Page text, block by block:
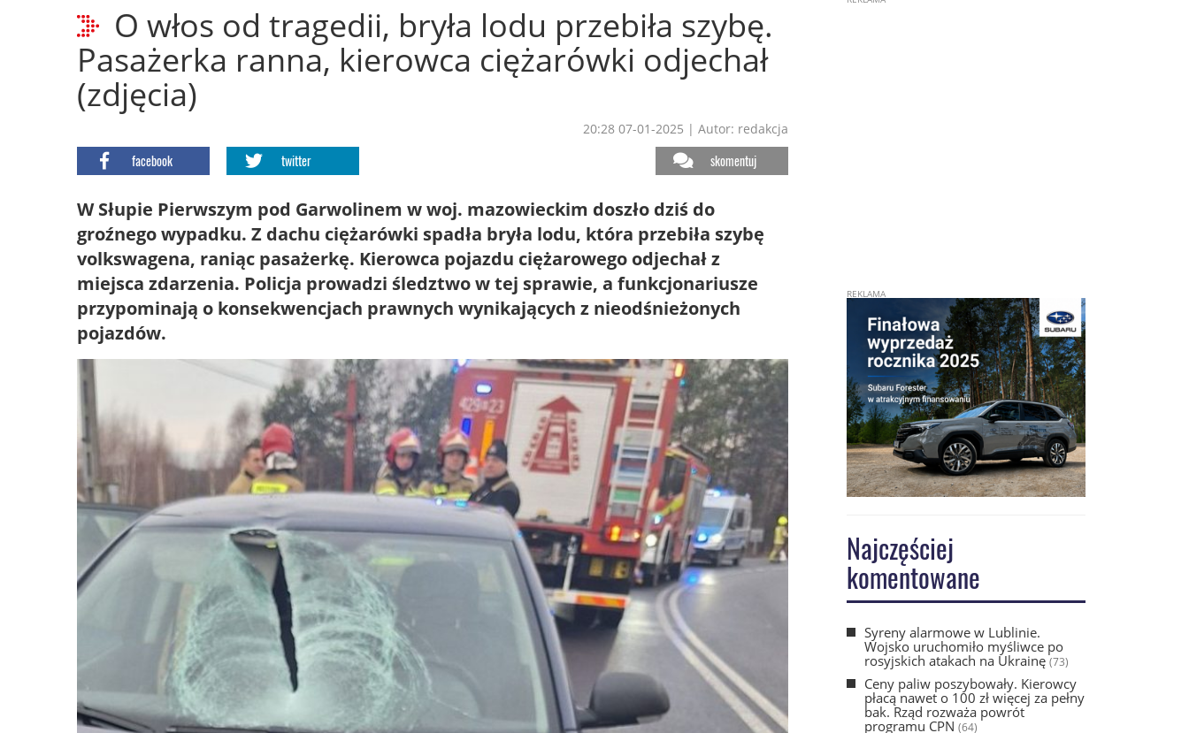
O włos od tragedii, bryła lodu przebiła szybę.
Pasażerka ranna, kierowca ciężarówki odjechał
(zdjęcia)
20:28 07-01-2025 | Autor: redakcja
facebook twitter skomentuj
W Słupie Pierwszym pod Garwolinem w woj. mazowieckim doszło dziś do
groźnego wypadku. Z dachu ciężarówki spadła bryła lodu, która przebiła szybę
volkswagena, raniąc pasażerkę. Kierowca pojazdu ciężarowego odjechał z
miejsca zdarzenia. Policja prowadzi śledztwo w tej sprawie, a funkcjonariusze
przypominają o konsekwencjach prawnych wynikających z nieodśnieżonych
pojazdów.
Najczęściej
komentowane
Syreny alarmowe w Lublinie.
Wojsko uruchomiło myśliwce po
rosyjskich atakach na Ukrainę(73)
Ceny paliw poszybowały. Kierowcy
płacą nawet o 100 zł więcej za pełny
bak. Rząd rozważa powrót
programu CPN (64)